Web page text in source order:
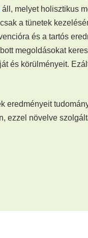
áll, melyet holisztikus
a tünetek
és a tartós
megoldásokat
és körülményeit.
eredményeit
ezzel növelve